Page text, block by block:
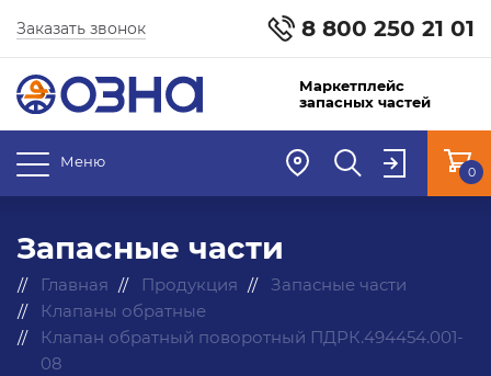
8 800 250 21 01
Заказать звонок
Маркетплейс
запасных частей
Меню
0
Запасные части
Главная Продукция
Запасные части
Клапаны обратные
Клапан обратный поворотный ПДРК.494454.001-
08